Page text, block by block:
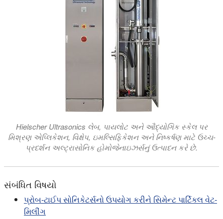
Hielscher Ultrasonics લેબ, પાયલોટ અને ઔદ્યોગિક સ્કેલ પર
મિશ્રણ એપ્લિકેશન, વિક્ષેપ, ઇમલ્સિફિકેશન અને નિષ્કર્ષણ માટે ઉચ્ચ-
પ્રદર્શન અલ્ટ્રાસોનિક હોમોજેનાઇઝર્સનું ઉત્પાદન કરે છે.
સંબંધિત વિષયો
પ્રોબ-ટાઈપ સોનિકેટર્સનો ઉપયોગ કરીને સિમેન્ટ પાર્ટિકલ વેટ-
મિલીંગ